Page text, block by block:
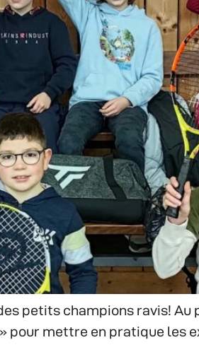
petits champions ravis!
pour mettre en pratique les